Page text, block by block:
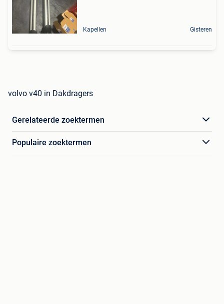
Kapellen Gisteren
volvo v40 in Dakdragers
Gerelateerde zoektermen
Populaire zoektermen